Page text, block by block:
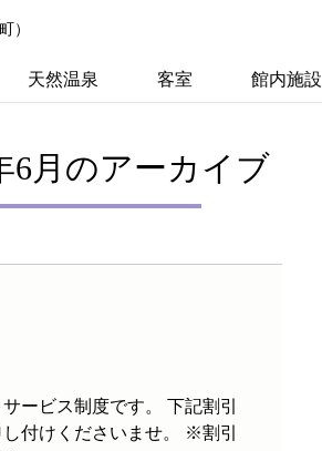
）
天然温泉 客室 館内施設
6月のアーカイブ
ービス制度です。 下記割引
付けくださいませ。 ※割引